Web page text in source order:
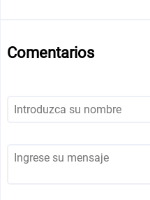
Comentarios